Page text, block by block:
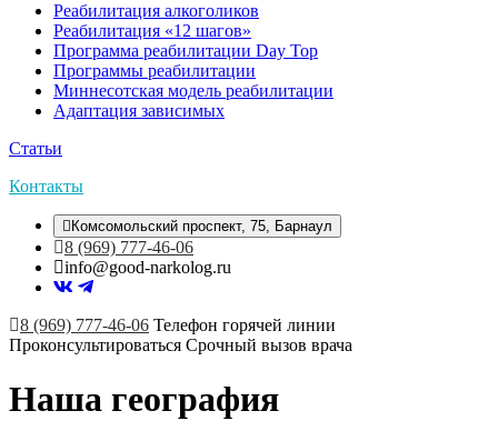
Реабилитация алкоголиков
Реабилитация «12 шагов»
Программа реабилитации Day Top
Программы реабилитации
Миннесотская модель реабилитации
Адаптация зависимых
Статьи
Контакты
Комсомольский проспект, 75, Барнаул
8 (969) 777-46-06
info@good-narkolog.ru
8 (969) 777-46-06 Телефон горячей линии
Проконсультироваться Срочный вызов врача
Наша география